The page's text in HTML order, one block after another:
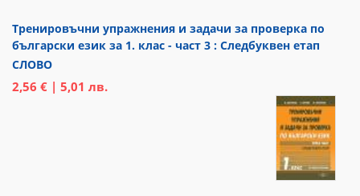
Тренировъчни упражнения и задачи за проверка по
български език за 1. клас - част 3 : Следбуквен етап
СЛОВО
2,56 € | 5,01 лв.